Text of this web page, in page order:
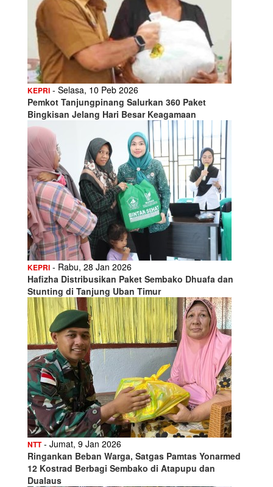
KEPRI - Selasa, 10 Peb 2026
Pemkot Tanjungpinang Salurkan 360 Paket
Bingkisan Jelang Hari Besar Keagamaan
KEPRI - Rabu, 28 Jan 2026
Hafizha Distribusikan Paket Sembako Dhuafa dan
Stunting di Tanjung Uban Timur
NTT- Jumat, 9 Jan 2026
Ringankan Beban Warga, Satgas Pamtas Yonarmed
12 Kostrad Berbagi Sembako di Atapupu dan
Dualaus